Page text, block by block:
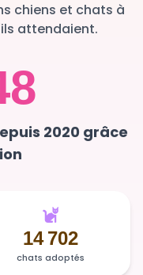
chiens et chats à
attendaient.
2020 grâce
14 702
chats adoptés